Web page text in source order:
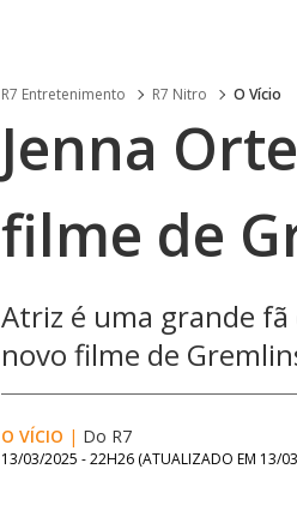
R7 Entretenimento R7 Nitro O Vício
Jenna
filme de
Atriz é uma grande
novo filme de
O VÍCIO | Do R7
13/03/2025 - 22H26 (ATUALIZADO EM 13/